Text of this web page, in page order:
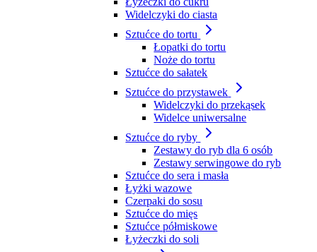
Widelczyki do ciasta
Sztućce do tortu
Łopatki do tortu
Noże do tortu
Sztućce do sałatek
Sztućce do przystawek
Widelczyki do przekąsek
Widelce uniwersalne
Sztućce do ryby
Zestawy do ryb dla 6 osób
Zestawy serwingowe do ryb
Sztućce do sera i masła
Łyżki wazowe
Czerpaki do sosu
Sztućce do mięs
Sztućce półmiskowe
Łyżeczki do soli